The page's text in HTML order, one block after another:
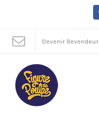
Devenir Revendeur